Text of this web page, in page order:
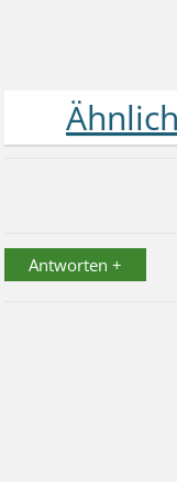
Antworten +